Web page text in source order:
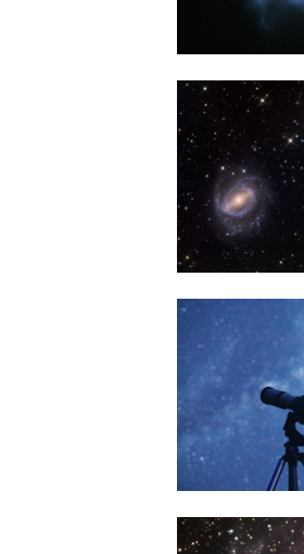
Image
Image
Image